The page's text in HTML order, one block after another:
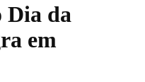
Dia da
em